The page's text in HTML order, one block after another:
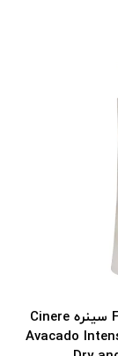
شامپو آووکادو و ویتامین F سینره Cinere
Avacado